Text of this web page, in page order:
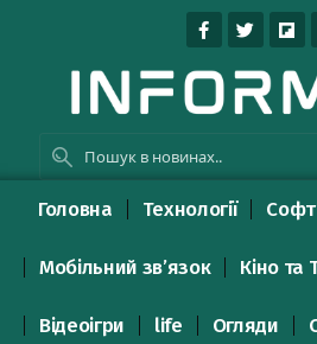
Головна Технології Софт
Мобільний зв’язок Кіно та
Відеоігри life Огляди